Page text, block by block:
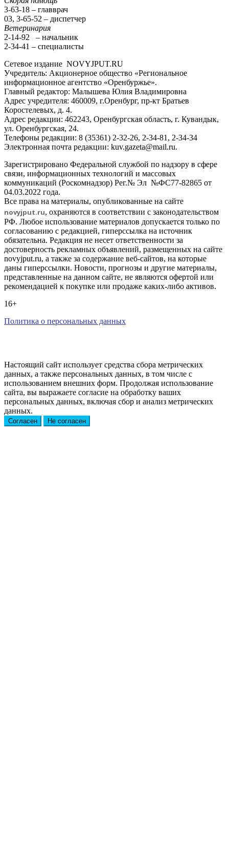
3-63-18 – главврач
03, 3-65-52 – диспетчер
Ветеринария
2-14-92 – начальник
2-34-41 – специалисты
Сетевое издание NOVYJPUT.RU
Учредитель: Акционерное общество «Региональное
информационное агентство «Оренбуржье».
Главный редактор: Малышева Юлия Владимировна
Адрес учредителя: 460009, г.Оренбург, пр-кт Братьев
Коростелевых, д. 4.
Адрес редакции: 462243, Оренбургская область, г. Кувандык,
ул. Оренбургская, 24.
Телефоны редакции: 8 (35361) 2-32-26, 2-34-81, 2-34-34
Электронная почта редакции: kuv.gazeta@mail.ru.
Зарегистрировано Федеральной службой по надзору в сфере
связи, информационных технологий и массовых
коммуникаций (Роскомнадзор) Рег.№ Эл №ФС77-82865 от
04.03.2022 года.
Все права на материалы, опубликованные на сайте
novyjput.ru, охраняются в соответствии с законодательством
РФ. Любое использование материалов допускается только по
согласованию с редакцией, гиперссылка на источник
обязательна. Редакция не несет ответственности за
достоверность рекламных объявлений, размещенных на сайте
novyjput.ru, а также за содержание веб-сайтов, на которые
даны гиперссылки. Новости, прогнозы и другие материалы,
представленные на данном сайте, не являются офертой или
рекомендацией к покупке или продаже каких-либо активов.
16+
Политика о персональных данных
Настоящий сайт использует средства сбора метрических
данных, а также персональных данных, в том числе с
использованием внешних форм. Продолжая использование
сайта, вы выражаете согласие на обработку ваших
персональных данных, включая сбор и анализ метрических
данных.
Согласен Не согласен